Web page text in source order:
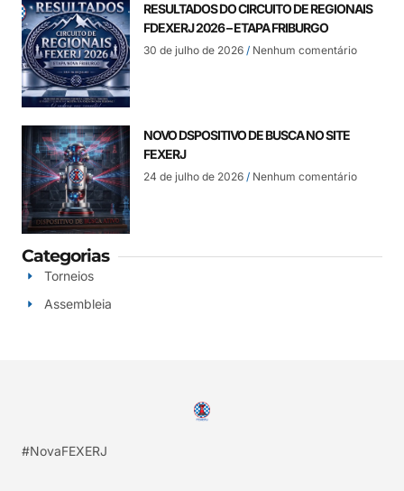
RESULTADOS DO CIRCUITO DE REGIONAIS
FDEXERJ 2026 – ETAPA FRIBURGO
30 de julho de 2026 Nenhum comentário
NOVO DSPOSITIVO DE BUSCA NO SITE
FEXERJ
24 de julho de 2026 Nenhum comentário
Categorias
Torneios
Assembleia
#NovaFEXERJ